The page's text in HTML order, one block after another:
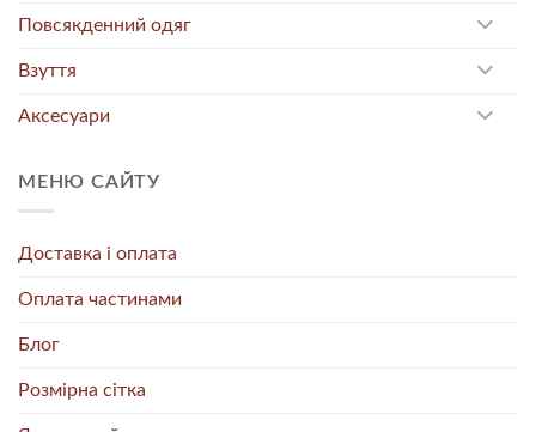
Повсякденний одяг
Взуття
Аксесуари
МЕНЮ САЙТУ
Доставка і оплата
Оплата частинами
Блог
Розмірна сітка